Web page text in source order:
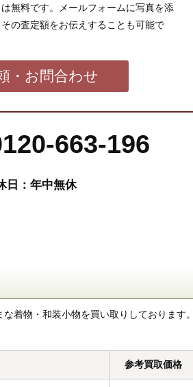
無料です。メールフォームに写真を添
の査定額をお伝えすることも可能で
・お問合わせ
663-196
日：年中無休
着物・和装小物を買い取りしております
参考買取価格